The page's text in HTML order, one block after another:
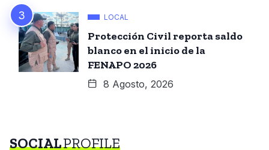
LOCAL
Protección Civil reporta saldo
blanco en el inicio de la
FENAPO 2026
8 Agosto, 2026
SOCIALPROFILE